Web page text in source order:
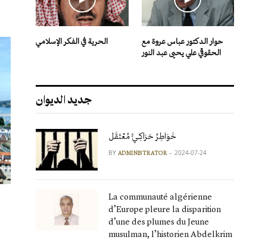
الحرية في الفكر الإسلامي
حوار الدكتور عباس عروة مع
الحقوقي علي يحيى عبد النور
جديد الديوان
خَوَاطِرُ حَرَاكِـيٍّ مُعْتَقَل
BY ADMINISTRATOR 2024-07-24
La communauté algérienne
d’Europe pleure la disparition
d’une des plumes du Jeune
musulman, l’historien Abdelkrim